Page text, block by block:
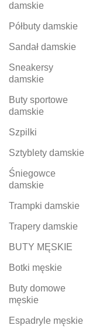
damskie
Półbuty damskie
Sandał damskie
Sneakersy
damskie
Buty sportowe
damskie
Szpilki
Sztyblety damskie
Śniegowce
damskie
Trampki damskie
Trapery damskie
BUTY MĘSKIE
Botki męskie
Buty domowe
męskie
Espadryle męskie